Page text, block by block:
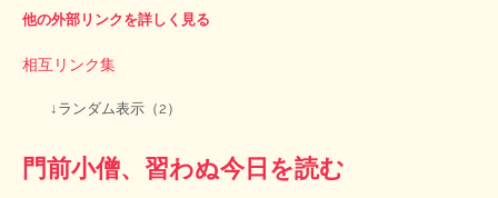
他の外部リンクを詳しく見る
相互リンク集
↓ランダム表示（2）
門前小僧、習わぬ今日を読む